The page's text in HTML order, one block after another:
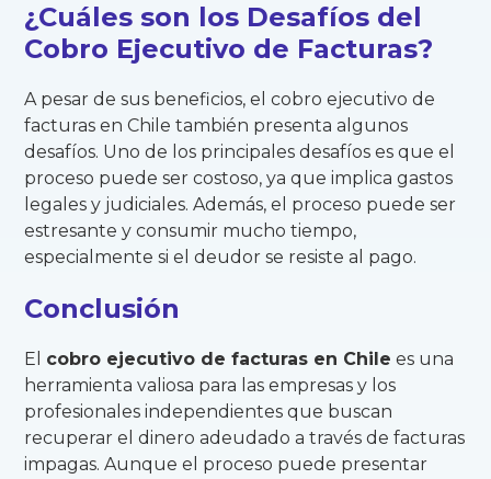
¿Cuáles son los Desafíos del
Cobro Ejecutivo de Facturas?
A pesar de sus beneficios, el cobro ejecutivo de
facturas en Chile también presenta algunos
desafíos. Uno de los principales desafíos es que el
proceso puede ser costoso, ya que implica gastos
legales y judiciales. Además, el proceso puede ser
estresante y consumir mucho tiempo,
especialmente si el deudor se resiste al pago.
Conclusión
El cobro ejecutivo de facturas en Chile es una
herramienta valiosa para las empresas y los
profesionales independientes que buscan
recuperar el dinero adeudado a través de facturas
impagas. Aunque el proceso puede presentar